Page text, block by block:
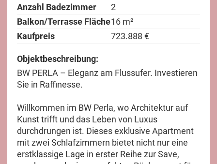
Anzahl Badezimmer
2
Balkon/Terrasse Fläche16 m²
Kaufpreis
723.888 €
Objektbeschreibung:
BW PERLA – Eleganz am Flussufer. Investieren
Sie in Raffinesse.
Willkommen im BW Perla, wo Architektur auf
Kunst trifft und das Leben von Luxus
durchdrungen ist. Dieses exklusive Apartment
mit zwei Schlafzimmern bietet nicht nur eine
erstklassige Lage in erster Reihe zur Save,